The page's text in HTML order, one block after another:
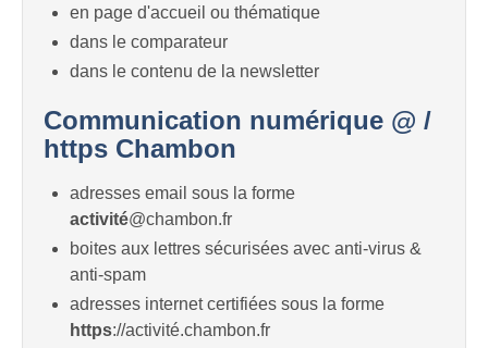
en page d'accueil ou thématique
dans le comparateur
dans le contenu de la newsletter
Communication numérique @ /
https Chambon
adresses email sous la forme
activité@chambon.fr
boites aux lettres sécurisées avec anti-virus &
anti-spam
adresses internet certifiées sous la forme
https://activité.chambon.fr